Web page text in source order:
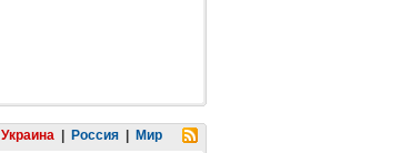
Украина Россия
Мир